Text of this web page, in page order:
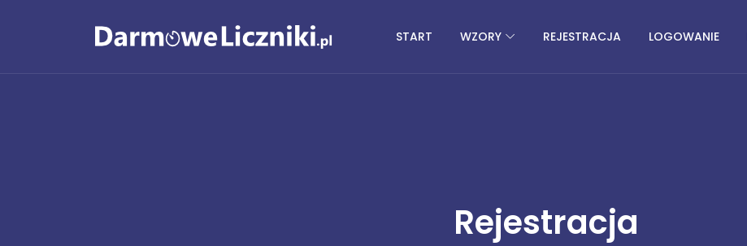
START WZORY REJESTRACJA LOGOWANIE
Rejestracja